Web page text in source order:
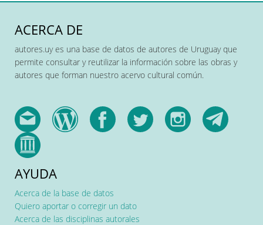
ACERCA DE
autores.uy es una base de datos de autores de Uruguay que
permite consultar y reutilizar la información sobre las obras y
autores que forman nuestro acervo cultural común.
AYUDA
Acerca de la base de datos
Quiero aportar o corregir un dato
Acerca de las disciplinas autorales